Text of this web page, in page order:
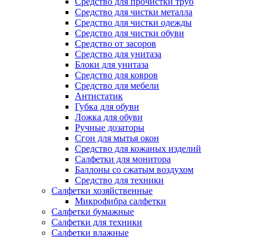
Средство для чистки металла
Средство для чистки одежды
Средство для чистки обуви
Средство от засоров
Средство для унитаза
Блоки для унитаза
Средство для ковров
Средство для мебели
Антистатик
Губка для обуви
Ложка для обуви
Ручные дозаторы
Сгон для мытья окон
Средство для кожаных изделий
Салфетки для монитора
Баллоны со сжатым воздухом
Средство для техники
Салфетки хозяйственные
Микрофибра салфетки
Салфетки бумажные
Салфетки для техники
Салфетки влажные